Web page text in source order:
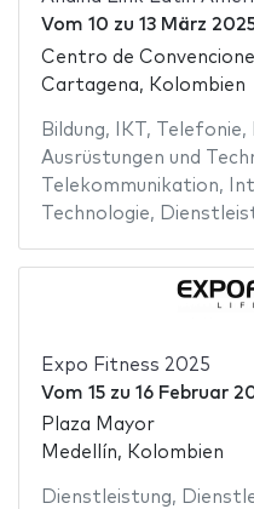
Vom 10 zu 13 März
Centro de
Cartagena, Kolombien
Bildung, IKT , Telefonie,
Ausrüstungen und
Telekommunikation,
Technologie,
Expo Fitness 2025
Vom 15zu 16 Februar
Plaza Mayor
Medellín, Kolombien
Dienstleistung,